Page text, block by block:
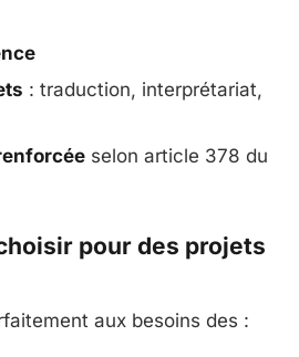
: traduction, interprétariat,
selon article 378 du
pour des projets
aux besoins des :